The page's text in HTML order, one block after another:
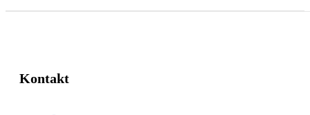
Kontakt